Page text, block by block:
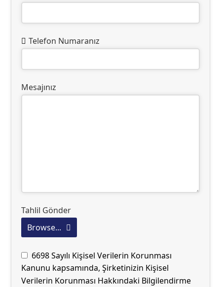
Telefon Numaranız
Mesajınız
Tahlil Gönder
Browse...
6698 Sayılı Kişisel Verilerin Korunması
Kanunu kapsamında, Şirketinizin Kişisel
Verilerin Korunması Hakkındaki Bilgilendirme